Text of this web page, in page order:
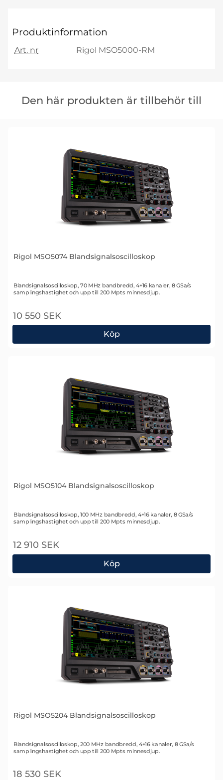
Produktinformation
Art. nr Rigol MSO5000-RM
Den här produkten är tillbehör till
Rigol MSO5074 Blandsignalsoscilloskop
Art. nr 2242
Blandsignalsoscilloskop, 70 MHz bandbredd, 4+16 kanaler, 8 GSa/s
samplingshastighet och upp till 200 Mpts minnesdjup.
10 550 SEK
Köp
Rigol MSO5074 Blandsignalsoscilloskop
Rigol MSO5104 Blandsignalsoscilloskop
Art. nr 2241
Blandsignalsoscilloskop, 100 MHz bandbredd, 4+16 kanaler, 8 GSa/s
samplingshastighet och upp till 200 Mpts minnesdjup.
12 910 SEK
Köp
Rigol MSO5104 Blandsignalsoscilloskop
Rigol MSO5204 Blandsignalsoscilloskop
Art. nr 2240
Blandsignalsoscilloskop, 200 MHz bandbredd, 4+16 kanaler, 8 GSa/s
samplingshastighet och upp till 200 Mpts minnesdjup.
18 530 SEK